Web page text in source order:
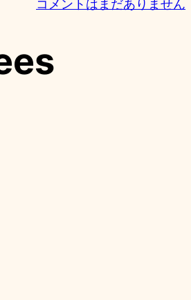
b
-
g
コメントはまだありません